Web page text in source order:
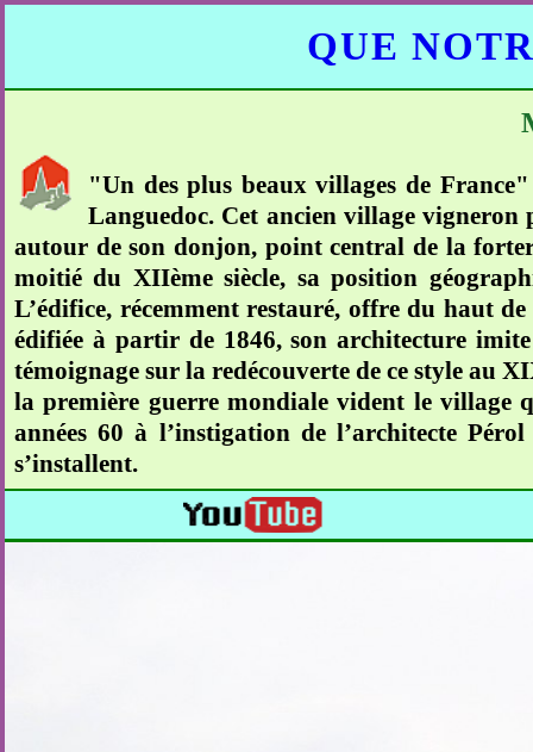
QUE
"Un des plus beaux villages de
Languedoc. Cet ancien village vigneron
autour de son donjon, point central de la
moitié du XIIème siècle, sa position
L’édifice, récemment restauré, offre du haut
édifiée à partir de 1846, son architecture
témoignage sur la redécouverte de ce style au
la première guerre mondiale vident le village
années 60 à l’instigation de l’architecte
s’installent.